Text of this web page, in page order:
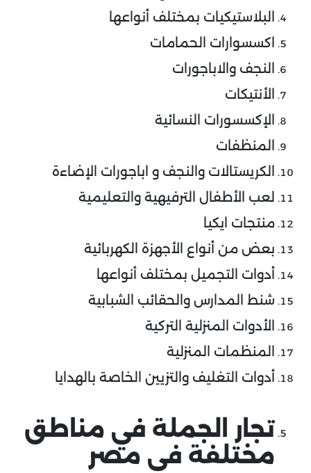
البلاستيكيات بمختلف أنواعها
اكسسوارات الحمامات
النجف والاباجورات
الأنتيكات
الإكسسورات النسائية
المنظفات
الكريستالات والنجف و اباجورات الإضاءة
لعب الأطفال الترفيهية والتعليمية
منتجات ايكيا
بعض من أنواع الأجهزة الكهربائية
أدوات التجميل بمختلف أنواعها
شنط المدارس والحقائب الشبابية
الأدوات المنزلية التركية
المنظمات المنزلية
أدوات التغليف والتزيين الخاصة بالهدايا
تجار الجملة في مناطق
مختلفة في مصر